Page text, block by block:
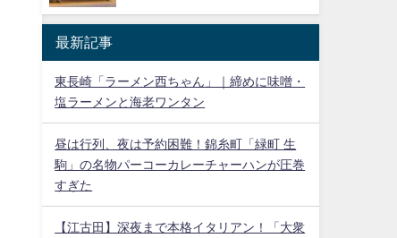
最新記事
東長崎「ラーメン西ちゃん」｜締めに味噌・
塩ラーメンと海老ワンタン
昼は行列、夜は予約困難！錦糸町「緑町 生
駒」の名物パーコーカレーチャーハンが圧巻
すぎた
【江古田】深夜まで本格イタリアン！「大衆